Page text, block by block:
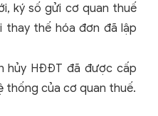
ký số gửi cơ quan thuế
thay thế hóa đơn đã lập
hủy HĐĐT đã được cấp
thống của cơ quan thuế.